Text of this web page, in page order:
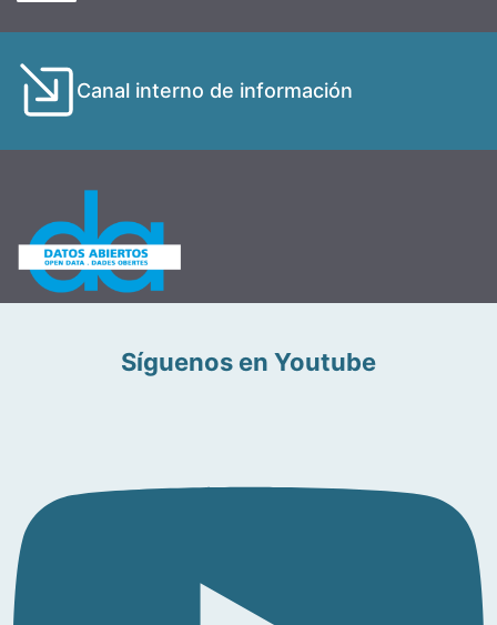
Canal interno de información
Síguenos en Youtube